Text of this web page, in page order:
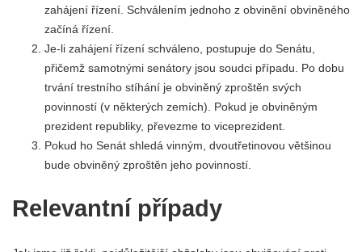
zahájení řízení. Schválením jednoho z obvinění obviněného
začíná řízení.
Je-li zahájení řízení schváleno, postupuje do Senátu,
přičemž samotnými senátory jsou soudci případu. Po dobu
trvání trestního stíhání je obviněný zproštěn svých
povinností (v některých zemích). Pokud je obviněným
prezident republiky, převezme to viceprezident.
Pokud ho Senát shledá vinným, dvoutřetinovou většinou
bude obviněný zproštěn jeho povinností.
Relevantní případy